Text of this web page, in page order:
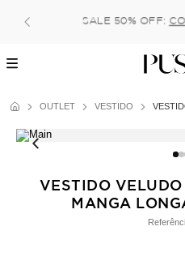
Pague no pix com 5%
6x (parcela
OUTLET VESTIDO
VESTIDO
MANGA